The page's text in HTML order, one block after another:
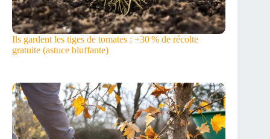
Ils gardent les tiges de tomates : +30 % de récolte
gratuite (astuce bluffante)